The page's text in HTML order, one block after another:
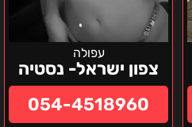
עפולה
צפון ישראל- נסטיה
054-4518960